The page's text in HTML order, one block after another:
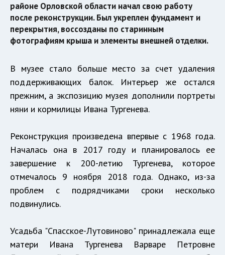
районе Орловской области начал свою работу
после реконструкции. Был укреплен фундамент и
перекрытия, воссозданы по старинным
фотографиям крыша и элементы внешней отделки.
В музее стало больше место за счет удаления
поддерживающих балок. Интерьер же остался
прежним, а экспозицию музея дополнили портреты
няни и кормилицы Ивана Тургенева.
Реконструкция произведена впервые с 1968 года.
Началась она в 2017 году и планировалось ее
завершение к 200-летию Тургенева, которое
отмечалось 9 ноября 2018 года. Однако, из-за
проблем с подрядчиками сроки несколько
подвинулись.
Усадьба "Спасское-Лутовиново" принадлежала еще
матери Ивана Тургенева Варваре Петровне